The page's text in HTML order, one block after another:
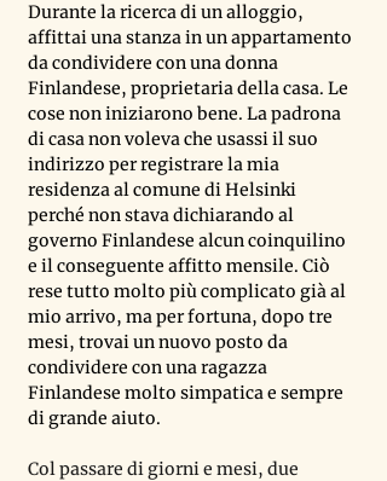
Durante la ricerca di un alloggio,
affittai una stanza in un appartamento
da condividere con una donna
Finlandese, proprietaria della casa. Le
cose non iniziarono bene. La padrona
di casa non voleva che usassi il suo
indirizzo per registrare la mia
residenza al comune di Helsinki
perché non stava dichiarando al
governo Finlandese alcun coinquilino
e il conseguente affitto mensile. Ciò
rese tutto molto più complicato già al
mio arrivo, ma per fortuna, dopo tre
mesi, trovai un nuovo posto da
condividere con una ragazza
Finlandese molto simpatica e sempre
di grande aiuto.
Col passare di giorni e mesi, due